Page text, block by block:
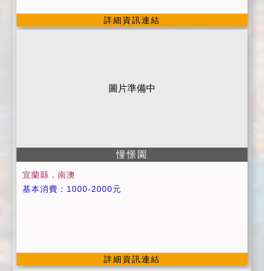
詳細資訊連結
圖片準備中
憧憬園
宜蘭縣，南澳
基本消費：1000-2000元
詳細資訊連結